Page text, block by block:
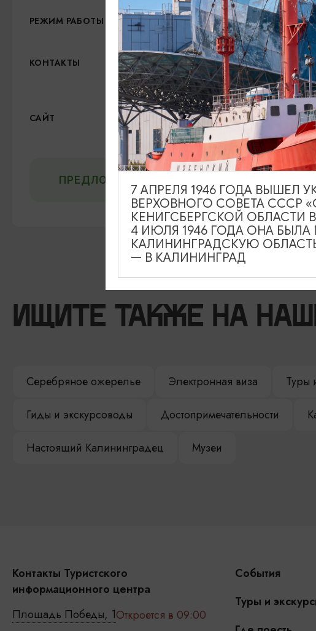
РЕЖИМ РАБОТЫ
Ежедневно: 10:00 - 19:00 (начало
продолжительность 1 час)
КОНТАКТЫ
+7 (4012) 37-54-77
alteshaus12@gmail.com
Телеграм
САЙТ
Официальный сайт
ВКонтакте
ПРЕДЛОЖИТЬ ИНФОРМАЦИЮ
ИЩИТЕ ТАКЖЕ НА
Серебряное ожерелье Электронная виза Туры
Гиды и экскурсоводы Достопримечательности
Настоящий Калининградец Музеи
Контакты Туристского
информационного центра
Площадь Победы, 1Откроется в 09:00
События
Туры и
7 АПРЕЛЯ 1946 ГОДА ВЫШЕЛ
ВЕРХОВНОГО СОВЕТА СССР
КЕНИГСБЕРГСКОЙ ОБЛАСТИ
4 ИЮЛЯ 1946 ГОДА ОНА
КАЛИНИНГРАДСКУЮ
— В КАЛИНИНГРАД